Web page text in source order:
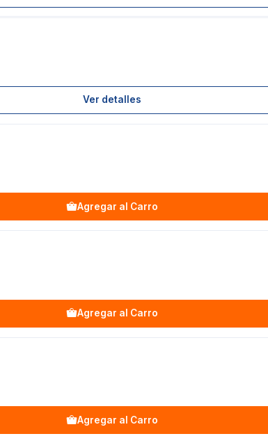
Ver detalles
Agregar al Carro
Agregar al Carro
Agregar al Carro